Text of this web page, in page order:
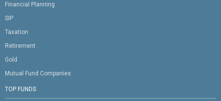
Financial Planning
SIP
Taxation
Retirement
Gold
Mutual Fund Companies
TOP FUNDS